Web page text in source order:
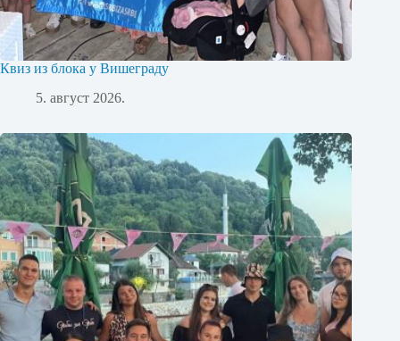
Квиз из блока у Вишеграду
5. август 2026.